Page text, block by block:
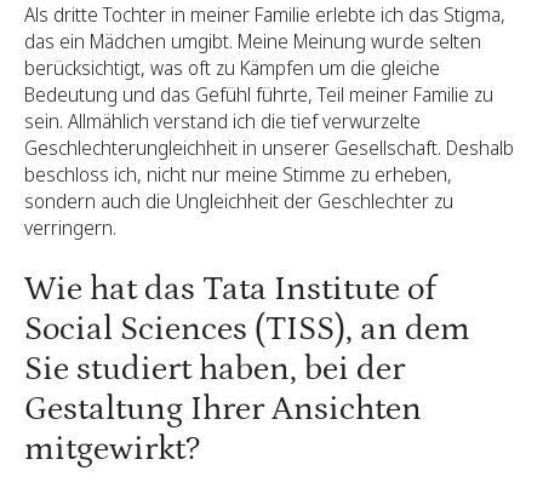
Als dritte Tochter in meiner Familie erlebte ich das Stigma,
das ein Mädchen umgibt. Meine Meinung wurde selten
berücksichtigt, was oft zu Kämpfen um die gleiche
Bedeutung und das Gefühl führte, Teil meiner Familie zu
sein. Allmählich verstand ich die tief verwurzelte
Geschlechterungleichheit in unserer Gesellschaft. Deshalb
beschloss ich, nicht nur meine Stimme zu erheben,
sondern auch die Ungleichheit der Geschlechter zu
verringern.
Wie hat das Tata Institute of
Social Sciences (TISS), an dem
Sie studiert haben, bei der
Gestaltung Ihrer Ansichten
mitgewirkt?